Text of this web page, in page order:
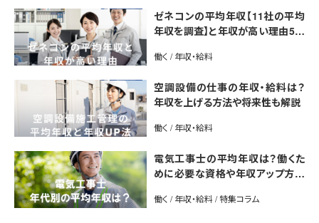
ゼネコンの平均年収【11社の平均
年収を調査】と年収が高い理由5選
働く / 年収・給料
空調設備の仕事の年収・給料は？
年収を上げる方法や将来性も解説
働く / 年収・給料
電気工事士の平均年収は？働くた
めに必要な資格や年収アップ方法
働く / 年収・給料 / 特集コラム